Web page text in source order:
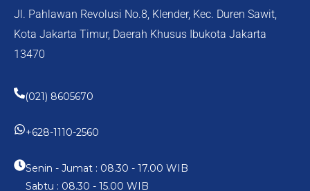
Jl. Pahlawan Revolusi No.8, Klender, Kec. Duren Sawit,
Kota Jakarta Timur, Daerah Khusus Ibukota Jakarta
13470
(021) 8605670
+628-1110-2560
Senin - Jumat : 08.30 - 17.00 WIB
Sabtu : 08.30 - 15.00 WIB